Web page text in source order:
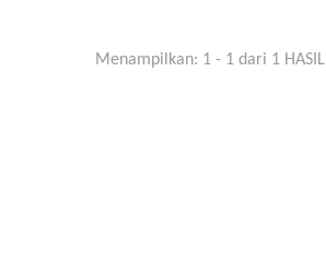
Menampilkan: 1 - 1 dari 1 HASIL